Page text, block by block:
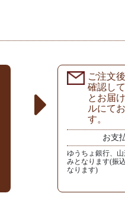
ご注文
確認し
とお届
ルにて
す。
お支
ゆうちょ銀行、
みとなります(振
なります)